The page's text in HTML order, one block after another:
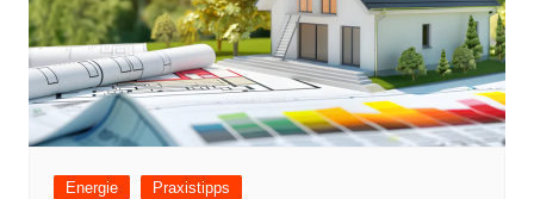
Energie Praxistipps